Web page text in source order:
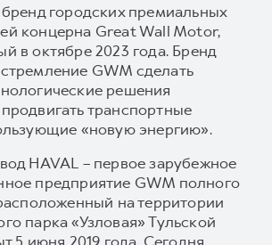
городских премиальных
концерна Great Wall Motor,
в октябре 2023 года. Бренд
GWM сделать
решения
транспортные
«новую энергию».
HAVAL – первое зарубежное
предприятие GWM полного
на территории
парка «Узловая» Тульской